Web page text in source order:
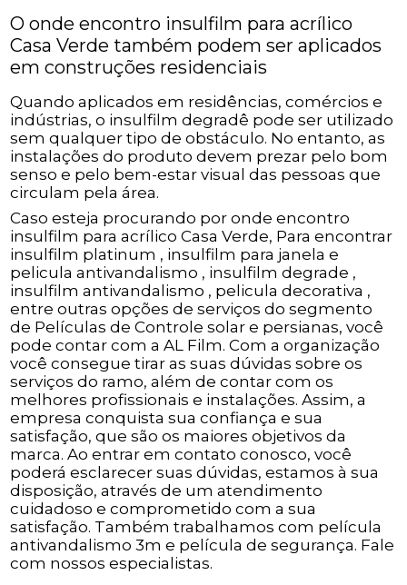
O onde encontro insulfilm para acrílico
Casa Verde também podem ser aplicados
em construções residenciais
Quando aplicados em residências, comércios e
indústrias, o insulfilm degradê pode ser utilizado
sem qualquer tipo de obstáculo. No entanto, as
instalações do produto devem prezar pelo bom
senso e pelo bem-estar visual das pessoas que
circulam pela área.
Caso esteja procurando por onde encontro
insulfilm para acrílico Casa Verde, Para encontrar
insulfilm platinum , insulfilm para janela e
pelicula antivandalismo , insulfilm degrade ,
insulfilm antivandalismo , pelicula decorativa ,
entre outras opções de serviços do segmento
de Películas de Controle solar e persianas, você
pode contar com a AL Film. Com a organização
você consegue tirar as suas dúvidas sobre os
serviços do ramo, além de contar com os
melhores profissionais e instalações. Assim, a
empresa conquista sua confiança e sua
satisfação, que são os maiores objetivos da
marca. Ao entrar em contato conosco, você
poderá esclarecer suas dúvidas, estamos à sua
disposição, através de um atendimento
cuidadoso e comprometido com a sua
satisfação. Também trabalhamos com película
antivandalismo 3m e película de segurança. Fale
com nossos especialistas.